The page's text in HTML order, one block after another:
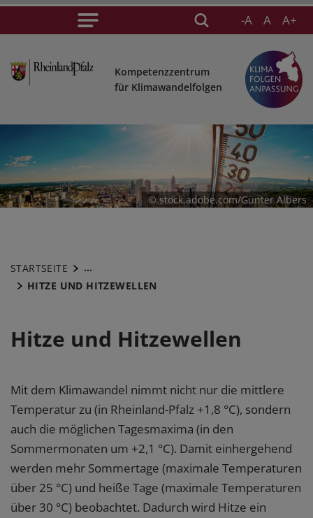
-A A A+
Kompetenzzentrum
für Klimawandelfolgen
© stock.adobe.com/Günter Albers
STARTSEITE
...
HITZE UND HITZEWELLEN
Hitze und Hitzewellen
Mit dem Klimawandel nimmt nicht nur die mittlere
Temperatur zu (in Rheinland-Pfalz +1,8 °C), sondern
auch die möglichen Tagesmaxima (in den
Sommermonaten um +2,1 °C). Damit einhergehend
werden mehr Sommertage (maximale Temperaturen
über 25 °C) und heiße Tage (maximale Temperaturen
über 30 °C) beobachtet. Dadurch wird Hitze ein